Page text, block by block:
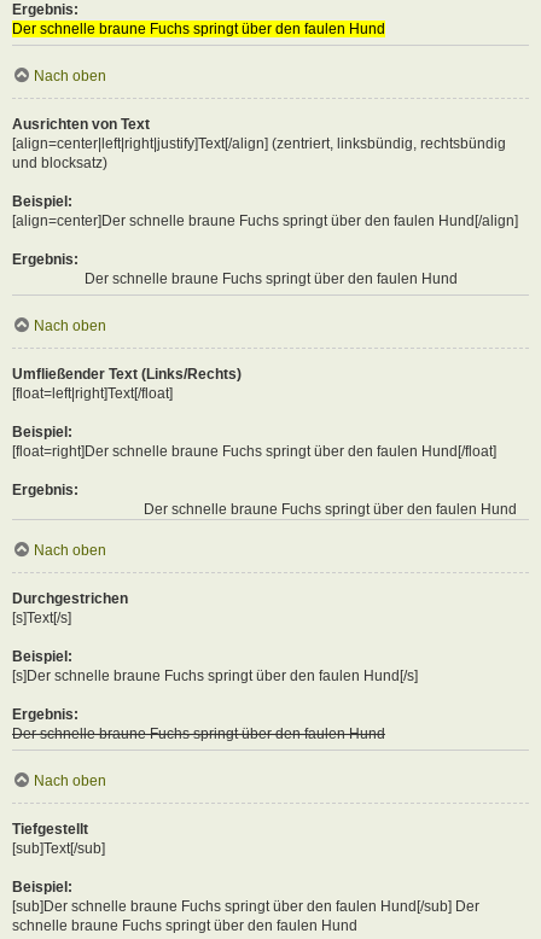
Ergebnis:
Der schnelle braune Fuchs springt über den faulen Hund
Nach oben
Ausrichten von Text
[align=center|left|right|justify]Text[/align] (zentriert, linksbündig, rechtsbündig
und blocksatz)
Beispiel:
[align=center]Der schnelle braune Fuchs springt über den faulen Hund[/align]
Ergebnis:
Der schnelle braune Fuchs springt über den faulen Hund
Nach oben
Umfließender Text (Links/Rechts)
[float=left|right]Text[/float]
Beispiel:
[float=right]Der schnelle braune Fuchs springt über den faulen Hund[/float]
Ergebnis:
Der schnelle braune Fuchs springt über den faulen Hund
Nach oben
Durchgestrichen
[s]Text[/s]
Beispiel:
[s]Der schnelle braune Fuchs springt über den faulen Hund[/s]
Ergebnis:
Der schnelle braune Fuchs springt über den faulen Hund
Nach oben
Tiefgestellt
[sub]Text[/sub]
Beispiel:
[sub]Der schnelle braune Fuchs springt über den faulen Hund[/sub] Der
schnelle braune Fuchs springt über den faulen Hund